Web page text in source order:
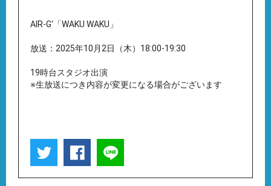
AIR-G'「WAKU WAKU」
放送：2025年10月2日（木）18:00-19:30
19時台スタジオ出演
※生放送につき内容が変更になる場合がございます